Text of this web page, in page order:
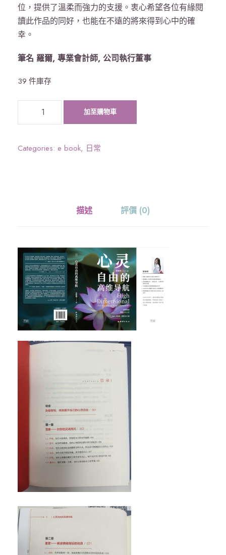
位，提供了溫柔而強力的支援。衷心希望各位有緣閱
讀此作品的同好，也能在不遠的將來得到心中的確
幸。
筆名 羅爾, 專業會計師, 公司執行董事
39 件庫存
著
維
數
量
加至購物車
Categories: e book, 日常
描述 評價 (0)